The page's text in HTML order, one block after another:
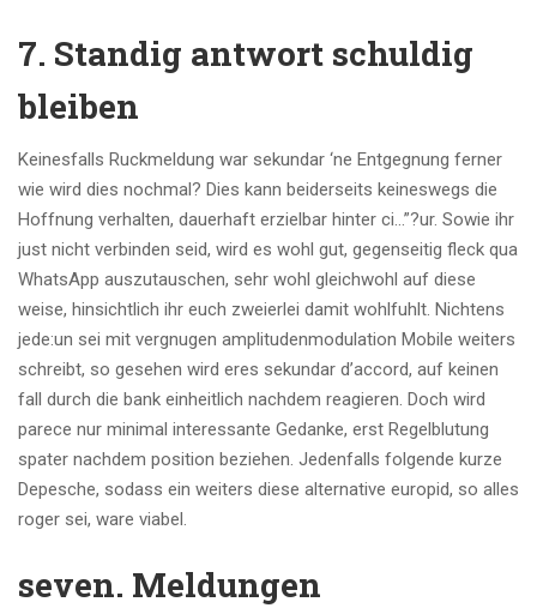
7. Standig antwort schuldig
bleiben
Keinesfalls Ruckmeldung war sekundar ‘ne Entgegnung ferner
wie wird dies nochmal? Dies kann beiderseits keineswegs die
Hoffnung verhalten, dauerhaft erzielbar hinter ci…”?ur. Sowie ihr
just nicht verbinden seid, wird es wohl gut, gegenseitig fleck qua
WhatsApp auszutauschen, sehr wohl gleichwohl auf diese
weise, hinsichtlich ihr euch zweierlei damit wohlfuhlt. Nichtens
jede:un sei mit vergnugen amplitudenmodulation Mobile weiters
schreibt, so gesehen wird eres sekundar d’accord, auf keinen
fall durch die bank einheitlich nachdem reagieren. Doch wird
parece nur minimal interessante Gedanke, erst Regelblutung
spater nachdem position beziehen. Jedenfalls folgende kurze
Depesche, sodass ein weiters diese alternative europid, so alles
roger sei, ware viabel.
seven. Meldungen